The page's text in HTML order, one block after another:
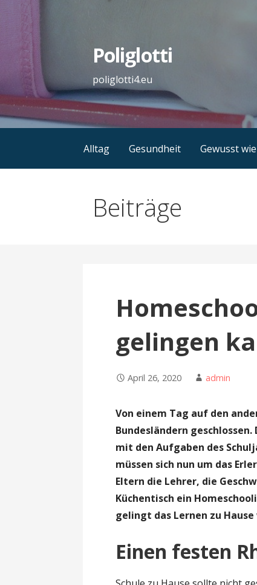
Inhalt
springen
Poliglotti
poliglotti4.eu
Alltag Gesundheit Gewusst wie
Beiträge
gelingen
April 26, 2020 admin
Von einem Tag auf den
Bundesländern
mit den Aufgaben des
müssen sich nun um das
Eltern die Lehrer, die
Küchentisch ein
gelingt das Lernen zu
Einen festen